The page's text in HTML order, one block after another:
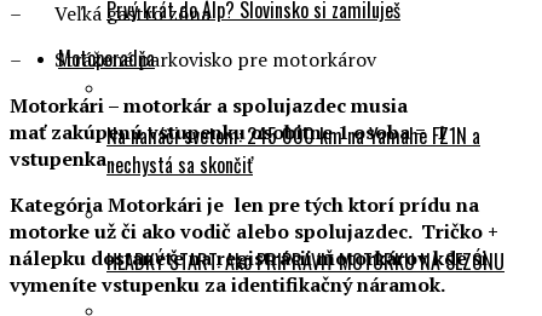
Prvý krát do Álp? Slovinsko si zamiluješ
Motoporadňa
Na naháči svetom: 245 000 km na Yamahe FZ1N a
nechystá sa skončiť
HLADKÝ ŠTART: Ako PRIPRAVIŤ MOTORKU NA SEZÓNU
– Veľká gastro zóna
– Strážené parkovisko pre motorkárov
Motorkári – motorkár a spolujazdec musia
mať zakúpenú vstupenku osobitne 1 osoba= 1
vstupenka .
Kategória Motorkári je len pre tých ktorí prídu na
motorke už či ako vodič alebo spolujazdec. Tričko +
nálepku dostanete na registrácii motorkárov kde si
vymeníte vstupenku zaidentifikačnýnáramok.